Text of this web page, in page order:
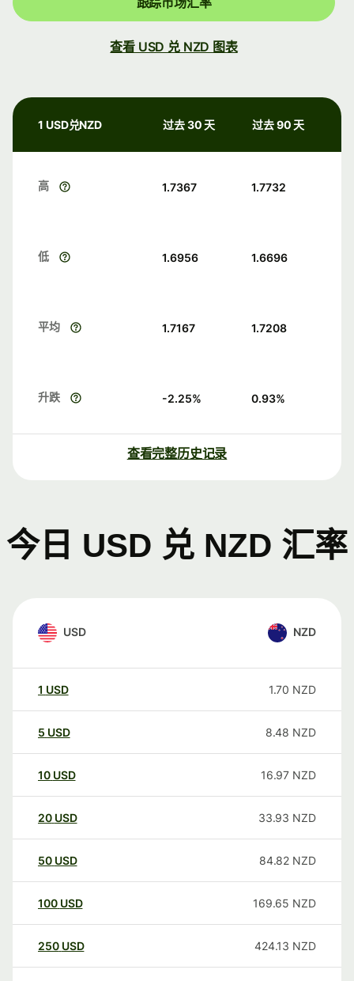
查看 USD 兑 NZD 图表
1 USD兑NZD 过去 30 天 过去 90 天
高 1.7367 1.7732
低 1.6956 1.6696
平均 1.7167 1.7208
升跌 -2.25% 0.93%
查看完整历史记录
今日 USD 兑 NZD 汇率
USD NZD
1 USD 1.70 NZD
5 USD 8.48 NZD
10 USD 16.97 NZD
20 USD 33.93 NZD
50 USD 84.82 NZD
100 USD 169.65 NZD
250 USD 424.13 NZD